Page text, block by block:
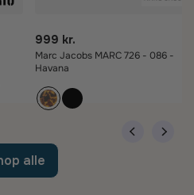
999 kr.
Marc Jacobs MARC 726 - 086 -
Havana
alle